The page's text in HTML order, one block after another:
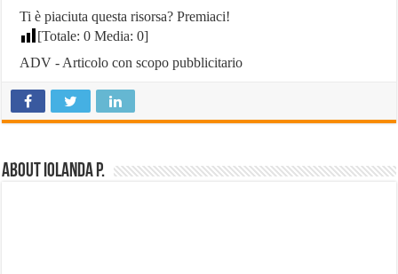
Ti è piaciuta questa risorsa? Premiaci!
[Totale:0 Media:0]
ADV - Articolo con scopo pubblicitario
About Iolanda P.